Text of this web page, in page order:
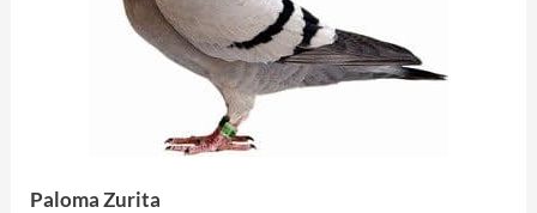
Paloma Zurita